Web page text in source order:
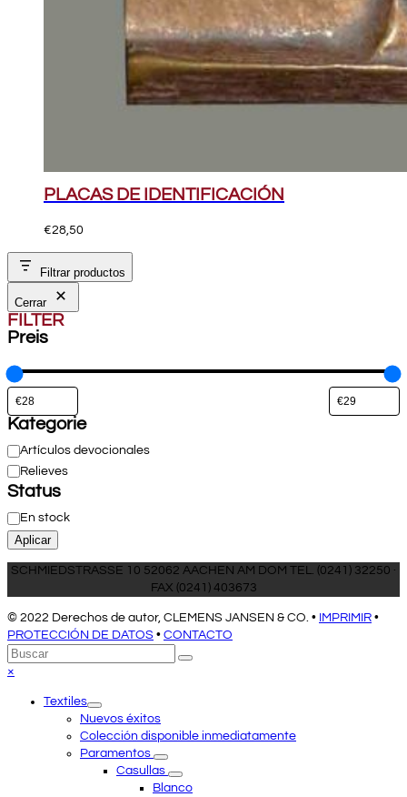
PLACAS DE IDENTIFICACIÓN
€28,50
Filtrar productos
Cerrar
FILTER
Preis
Kategorie
Categoría
Artículos devocionales
Relieves
Status
Estado
En stock
Aplicar
SCHMIEDSTRASSE 10 52062 AACHEN AM DOM TEL. (0241) 32250 ·
FAX (0241) 403673
© 2022 Derechos de autor, CLEMENS JANSEN & CO. • IMPRIMIR •
PROTECCIÓN DE DATOS • CONTACTO
Volver
arriba
Buscar
Enviar
×
menuTextiles
Nuevos éxitos
Colección disponible inmediatamente
Paramentos
Casullas
Blanco